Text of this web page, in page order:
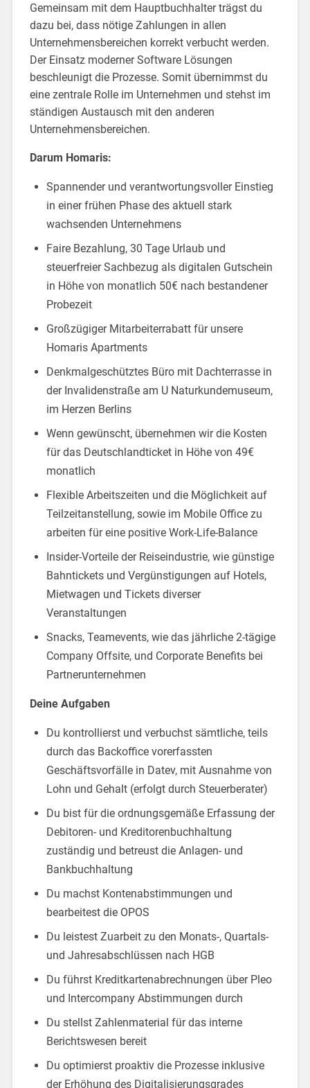
Gemeinsam mit dem Hauptbuchhalter trägst du
dazu bei, dass nötige Zahlungen in allen
Unternehmensbereichen korrekt verbucht werden.
Der Einsatz moderner Software Lösungen
beschleunigt die Prozesse. Somit übernimmst du
eine zentrale Rolle im Unternehmen und stehst im
ständigen Austausch mit den anderen
Unternehmensbereichen.
Darum Homaris:
Spannender und verantwortungsvoller Einstieg
in einer frühen Phase des aktuell stark
wachsenden Unternehmens
Faire Bezahlung, 30 Tage Urlaub und
steuerfreier Sachbezug als digitalen Gutschein
in Höhe von monatlich 50€ nach bestandener
Probezeit
Großzügiger Mitarbeiterrabatt für unsere
Homaris Apartments
Denkmalgeschütztes Büro mit Dachterrasse in
der Invalidenstraße am U Naturkundemuseum,
im Herzen Berlins
Wenn gewünscht, übernehmen wir die Kosten
für das Deutschlandticket in Höhe von 49€
monatlich
Flexible Arbeitszeiten und die Möglichkeit auf
Teilzeitanstellung, sowie im Mobile Office zu
arbeiten für eine positive Work-Life-Balance
Insider-Vorteile der Reiseindustrie, wie günstige
Bahntickets und Vergünstigungen auf Hotels,
Mietwagen und Tickets diverser
Veranstaltungen
Snacks, Teamevents, wie das jährliche 2-tägige
Company Offsite, und Corporate Benefits bei
Partnerunternehmen
Deine Aufgaben
Du kontrollierst und verbuchst sämtliche, teils
durch das Backoffice vorerfassten
Geschäftsvorfälle in Datev, mit Ausnahme von
Lohn und Gehalt (erfolgt durch Steuerberater)
Du bist für die ordnungsgemäße Erfassung der
Debitoren- und Kreditorenbuchhaltung
zuständig und betreust die Anlagen- und
Bankbuchhaltung
Du machst Kontenabstimmungen und
bearbeitest die OPOS
Du leistest Zuarbeit zu den Monats-, Quartals-
und Jahresabschlüssen nach HGB
Du führst Kreditkartenabrechnungen über Pleo
und Intercompany Abstimmungen durch
Du stellst Zahlenmaterial für das interne
Berichtswesen bereit
Du optimierst proaktiv die Prozesse inklusive
der Erhöhung des Digitalisierungsgrades